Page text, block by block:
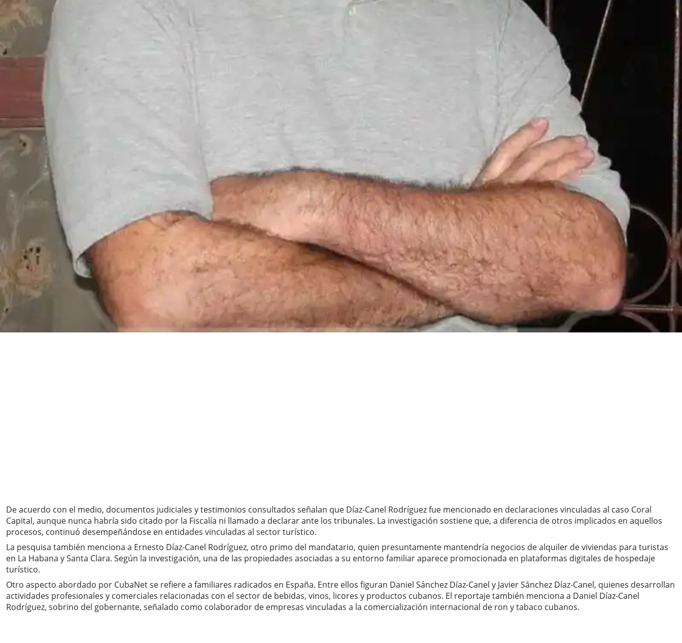
De acuerdo con el medio, documentos judiciales y testimonios consultados señalan que Díaz-Canel Rodríguez fue mencionado en declaraciones vinculadas al caso Coral
Capital, aunque nunca habría sido citado por la Fiscalía ni llamado a declarar ante los tribunales. La investigación sostiene que, a diferencia de otros implicados en aquellos
procesos, continuó desempeñándose en entidades vinculadas al sector turístico.
La pesquisa también menciona a Ernesto Díaz-Canel Rodríguez, otro primo del mandatario, quien presuntamente mantendría negocios de alquiler de viviendas para turistas
en La Habana y Santa Clara. Según la investigación, una de las propiedades asociadas a su entorno familiar aparece promocionada en plataformas digitales de hospedaje
turístico.
Otro aspecto abordado por CubaNet se refiere a familiares radicados en España. Entre ellos figuran Daniel Sánchez Díaz-Canel y Javier Sánchez Díaz-Canel, quienes desarrollan
actividades profesionales y comerciales relacionadas con el sector de bebidas, vinos, licores y productos cubanos. El reportaje también menciona a Daniel Díaz-Canel
Rodríguez, sobrino del gobernante, señalado como colaborador de empresas vinculadas a la comercialización internacional de ron y tabaco cubanos.